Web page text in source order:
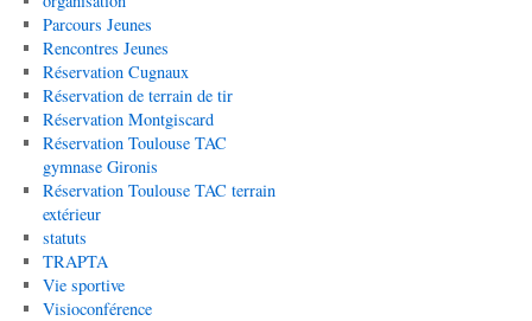
Parcours Jeunes
Rencontres Jeunes
Réservation Cugnaux
Réservation de terrain de tir
Réservation Montgiscard
Réservation Toulouse TAC
gymnase Gironis
Réservation Toulouse TAC terrain
extérieur
statuts
TRAPTA
Vie sportive
Visioconférence